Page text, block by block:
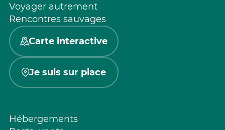
Voyager autrement
Rencontres sauvages
Carte interactive
Je suis sur place
Hébergements